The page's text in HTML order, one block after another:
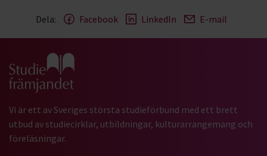
Dela: Facebook LinkedIn E-mail
Gå till studiefrämjandets startsida
Vi är ett av Sveriges största studieförbund med ett brett
utbud av studiecirklar, utbildningar, kulturarrangemang och
föreläsningar.